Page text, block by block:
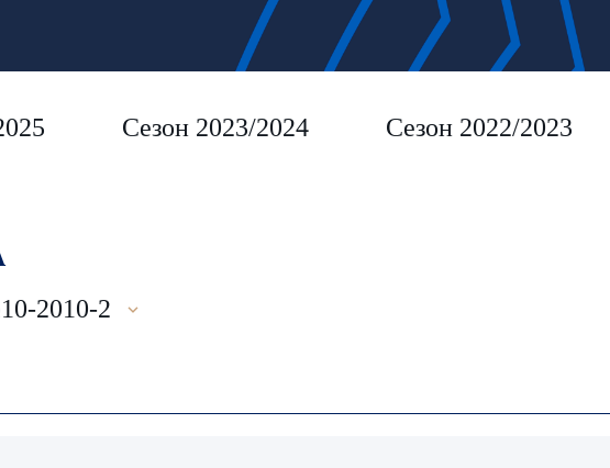
Сезон 2023/2024 Сезон 2022/2023
2010-2